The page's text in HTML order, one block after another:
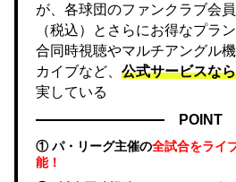
が、各球団のファンクラブ会
（税込）とさらにお得なプラ
合同時視聴やマルチアングル
カイブなど、 公式サービスな
実している
POINT
① パ・リーグ主催の全試合をライ
能！